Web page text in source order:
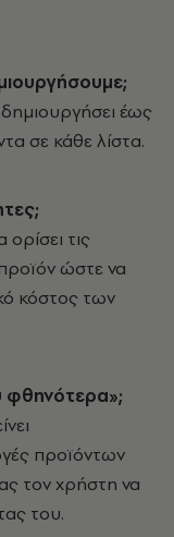
έως
σε κάθε λίστα.
τις
ώστε να
κόστος των
φθηνότερα»;
προϊόντων
τον χρήστη να
του.